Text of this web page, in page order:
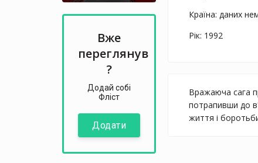
Вже
переглянув
?
Додай собі
Фліст
Додати
Країна: даних
Рік: 1992
Вражаюча сага
потрапивши до
життя і